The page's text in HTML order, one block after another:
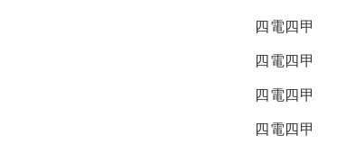
四電四甲
四電四甲
四電四甲
四電四甲